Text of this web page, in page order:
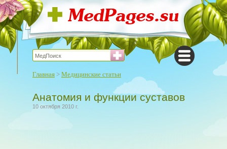
Главная > Медицинские статьи
Анатомия и функции суставов
10 октября 2010 г.